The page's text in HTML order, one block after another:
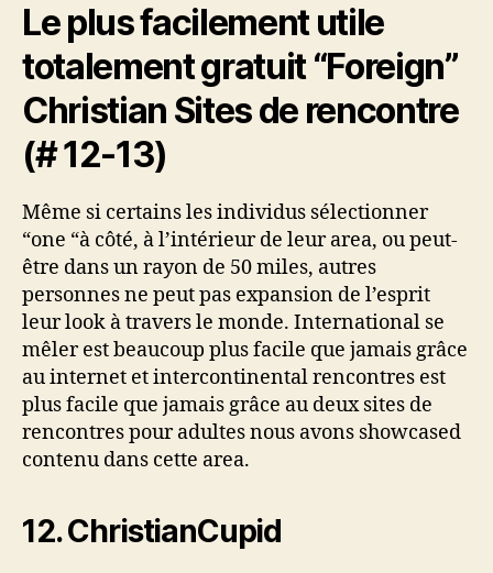
Le plus facilement utile
totalement gratuit “Foreign”
Christian Sites de rencontre
(# 12-13)
Même si certains les individus sélectionner
“one “à côté, à l’intérieur de leur area, ou peut-
être dans un rayon de 50 miles, autres
personnes ne peut pas expansion de l’esprit
leur look à travers le monde. International se
mêler est beaucoup plus facile que jamais grâce
au internet et intercontinental rencontres est
plus facile que jamais grâce au deux sites de
rencontres pour adultes nous avons showcased
contenu dans cette area.
12. ChristianCupid